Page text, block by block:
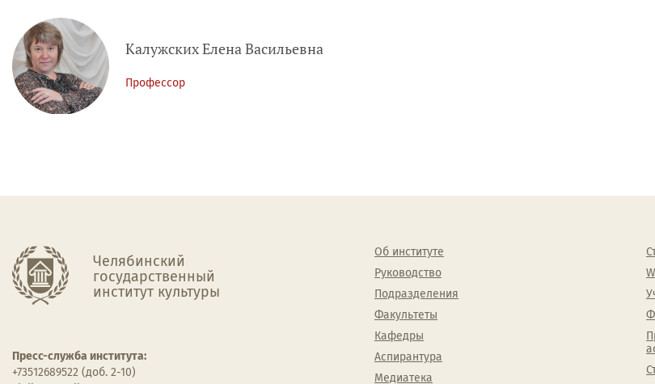
Калужских Елена Васильевна
Профессор
Челябинский
государственный
институт культуры
Пресс-служба института:
+73512689522 (доб. 2-10)
Об институте
Руководство
Подразделения
Факультеты
Кафедры
Аспирантура
Медиатека